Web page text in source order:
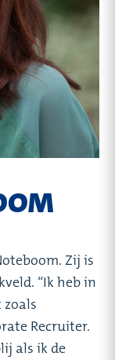
Zij is
“Ik heb in
Recruiter.
als ik de